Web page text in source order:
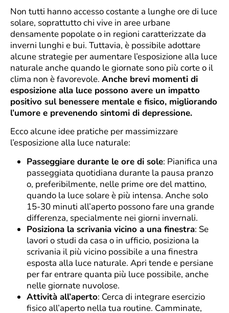
Non tutti hanno accesso costante a lunghe ore di luce
solare, soprattutto chi vive in aree urbane
densamente popolate o in regioni caratterizzate da
inverni lunghi e bui. Tuttavia, è possibile adottare
alcune strategie per aumentare l’esposizione alla luce
naturale anche quando le giornate sono più corte o il
clima non è favorevole. Anche brevi momenti di
esposizione alla luce possono avere un impatto
positivo sul benessere mentale e fisico, migliorando
l’umore e prevenendo sintomi di depressione.
Ecco alcune idee pratiche per massimizzare
l’esposizione alla luce naturale:
Passeggiare durante le ore di sole: Pianifica una
passeggiata quotidiana durante la pausa pranzo
o, preferibilmente, nelle prime ore del mattino,
quando la luce solare è più intensa. Anche solo
15-30 minuti all’aperto possono fare una grande
differenza, specialmente nei giorni invernali.
Posiziona la scrivania vicino a una finestra: Se
lavori o studi da casa o in ufficio, posiziona la
scrivania il più vicino possibile a una finestra
esposta alla luce naturale. Apri tende e persiane
per far entrare quanta più luce possibile, anche
nelle giornate nuvolose.
Attività all’aperto: Cerca di integrare esercizio
fisico all’aperto nella tua routine. Camminate,